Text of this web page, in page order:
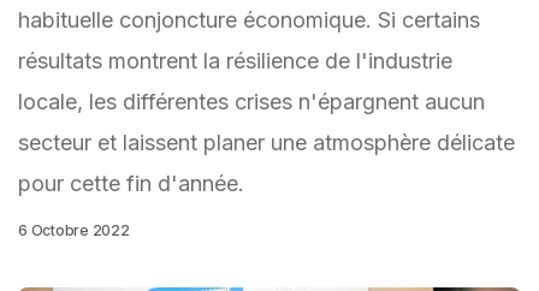
habituelle conjoncture économique. Si certains
résultats montrent la résilience de l'industrie
locale, les différentes crises n'épargnent aucun
secteur et laissent planer une atmosphère délicate
pour cette fin d'année.
6 Octobre 2022